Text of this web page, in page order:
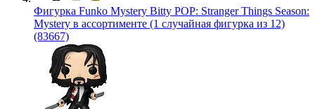
Фигурка Funko Mystery Bitty POP: Stranger Things Season:
Mystery в ассортименте (1 случайная фигурка из 12)
(83667)